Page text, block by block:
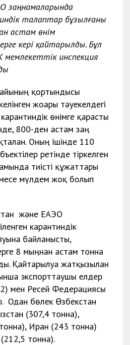
заңнамаларында
талаптар бұзылғаны
астам өнім
кері қайтарылды. Бұл
инспекция
қортындысы
жоғарғы тәуекелдегі
өнімге қарасты
800-ден астам заң
Оның ішінде 110
ретінде тіркелген
тиісті құжаттары
мүлдем жоқ болып
және ЕАЭО
карантиндік
байланысты,
8 мыңнан астам тонна
Қайтарылуға жатқызылған
экспорттаушы елдер
мен Ресей Федерациясы
Одан бөлек Өзбекстан
(307,4 тонна),
Иран (243 тонна)
тонна).